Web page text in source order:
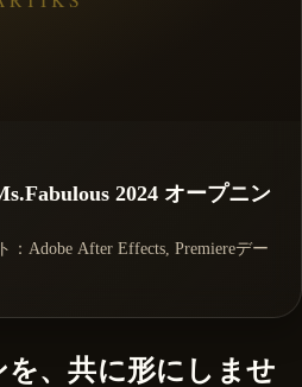
2024 オープニン
Adobe After Effects, Premiereデー
、共に形にしませ